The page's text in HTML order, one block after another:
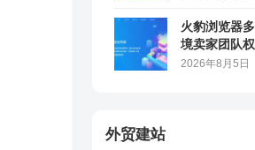
火豹浏览器
境卖家团队
2026年8月5日
外贸建站